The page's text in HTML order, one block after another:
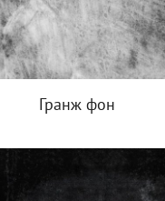
Гранж фон